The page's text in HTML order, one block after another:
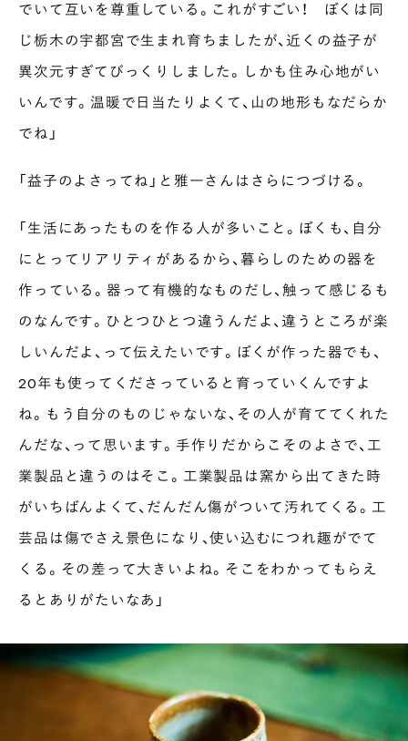
でいて互いを尊重している。これがすごい！ ぼくは同
じ栃木の宇都宮で生まれ育ちましたが、近くの益子が
異次元すぎてびっくりしました。しかも住み心地がい
いんです。温暖で日当たりよくて、山の地形もなだらか
でね」
「益子のよさってね」と雅一さんはさらにつづける。
「生活にあったものを作る人が多いこと。ぼくも、自分
にとってリアリティがあるから、暮らしのための器を
作っている。器って有機的なものだし、触って感じるも
のなんです。ひとつひとつ違うんだよ、違うところが楽
しいんだよ、って伝えたいです。ぼくが作った器でも、
20年も使ってくださっていると育っていくんですよ
ね。もう自分のものじゃないな、その人が育ててくれた
んだな、って思います。手作りだからこそのよさで、工
業製品と違うのはそこ。工業製品は窯から出てきた時
がいちばんよくて、だんだん傷がついて汚れてくる。工
芸品は傷でさえ景色になり、使い込むにつれ趣がでて
くる。その差って大きいよね。そこをわかってもらえ
るとありがたいなあ」